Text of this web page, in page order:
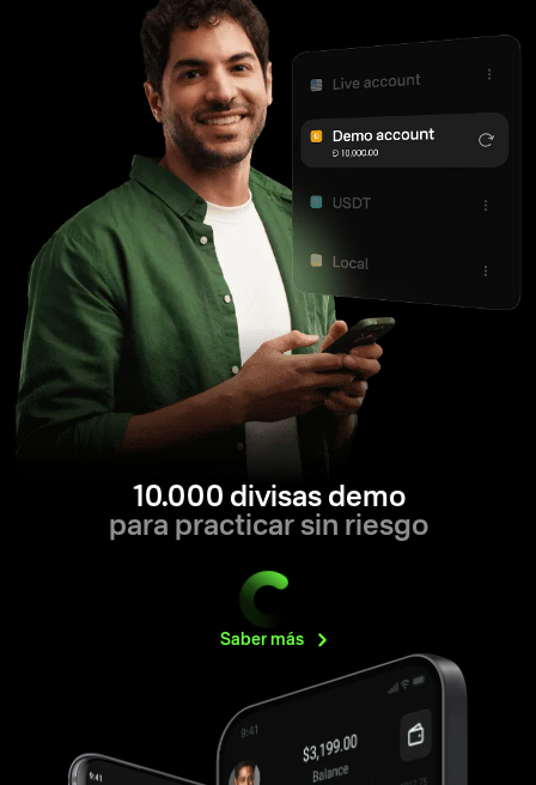
10.000 divisas demo
para practicar sin riesgo
Sabermás